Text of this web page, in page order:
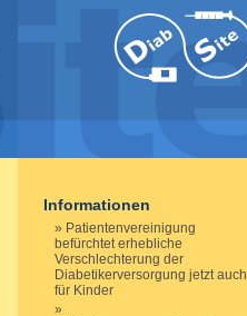
Informationen
Patientenvereinigung
befürchtet erhebliche
Verschlechterung der
Diabetikerversorgung jetzt auch
für Kinder